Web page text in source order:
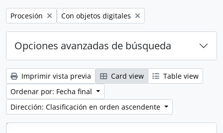
Remove filter:
Procesión Remove filter:
Con objetos digitales
Opciones avanzadas de búsqueda
Imprimir vista previa Card view
Table view
Ordenar por: Fecha final
Dirección: Clasificación en orden ascendente